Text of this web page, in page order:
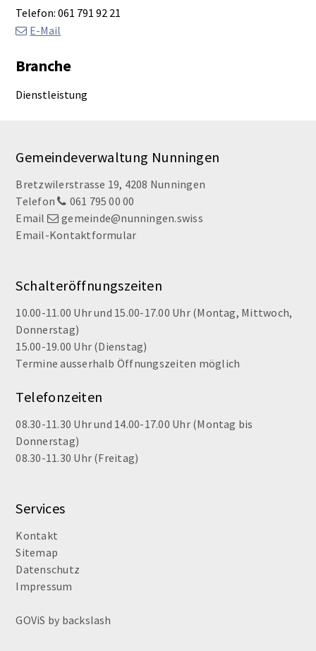
Telefon: 061 791 92 21
E-Mail
Branche
Dienstleistung
Footer
Gemeindeverwaltung Nunningen
Bretzwilerstrasse 19, 4208 Nunningen
Telefon
061 795 00 00
Email
gemeinde@nunningen.swiss
Email-Kontaktformular
Schalteröffnungszeiten
10.00-11.00 Uhr und 15.00-17.00 Uhr (Montag, Mittwoch,
Donnerstag)
15.00-19.00 Uhr (Dienstag)
Termine ausserhalb Öffnungszeiten möglich
Telefonzeiten
08.30-11.30 Uhr und 14.00-17.00 Uhr (Montag bis
Donnerstag)
08.30-11.30 Uhr (Freitag)
Services
Kontakt
Sitemap
Datenschutz
Impressum
GOViS by backslash